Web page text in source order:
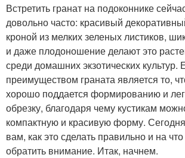
Встретить гранат на подоконнике
довольно часто: красивый
кроной из мелких зеленых листиков,
и даже плодоношение делают это
среди домашних экзотических
преимуществом граната является то,
хорошо поддается формированию и
обрезку, благодаря чему кустикам
компактную и красивую форму.
вам, как это сделать правильно и на
обратить внимание. Итак, начнем.